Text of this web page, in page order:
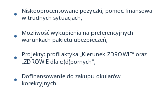
Niskooprocentowane pożyczki, pomoc finansowa
w trudnych sytuacjach,
Możliwość wykupienia na preferencyjnych
warunkach pakietu ubezpieczeń,
Projekty: profilaktyka „Kierunek-ZDROWIE” oraz
„ZDROWIE dla o(d)pornych”,
Dofinansowanie do zakupu okularów
korekcyjnych.